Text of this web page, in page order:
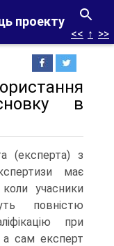
проекту
<< ↑ >>
в
(експерта) з
має
учасники
повністю
при
а сам експерт